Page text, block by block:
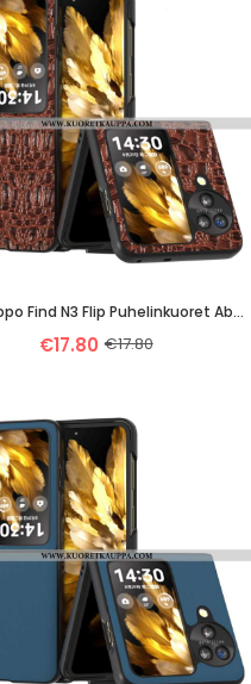
Case Oppo Find N3 Flip Puhelinkuoret Abeel-Katos
€17.80 €17.80